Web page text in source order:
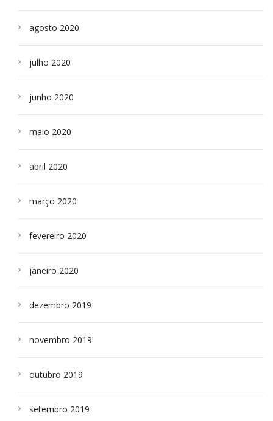
agosto 2020
julho 2020
junho 2020
maio 2020
abril 2020
março 2020
fevereiro 2020
janeiro 2020
dezembro 2019
novembro 2019
outubro 2019
setembro 2019